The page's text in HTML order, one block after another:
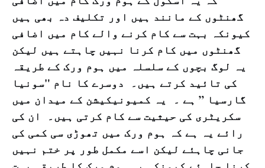
گھنٹوں کے مانند ہیں اور تکلیف دہ بھی ہیں
کیونکہ بہت سے کام کرنے والے کام میں اضافی
گھنٹوں میں کام کرنا نہیں چاہتے ہیں لیکن
یہ لوگ بچوں کے سلسلہ میں ہوم ورک کے طریقہ
کی تائید کرتے ہیں۔ دوسرے کا نام "سونیا
گارسیا ” ہے ۔ یہ کمیونیکیشن کے میدان میں
سکریٹری کی حیثیت سے کام کرتی ہیں۔ ان کی
رائے یہ ہے کہ ہوم ورک میں تھوڑی سی کمی کی
جانی چاہئے لیکن اسے مکمل طور پر ختم نہیں